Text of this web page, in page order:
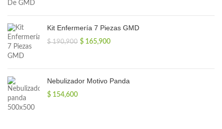
era:
$ 200,900.
es:
$ 180,900.
Kit Enfermería 7 Piezas GMD
$190,900 El
era:
$ 190,900.
$ 165,900El
es:
$ 165,900.
Nebulizador Motivo Panda
$ 154,600